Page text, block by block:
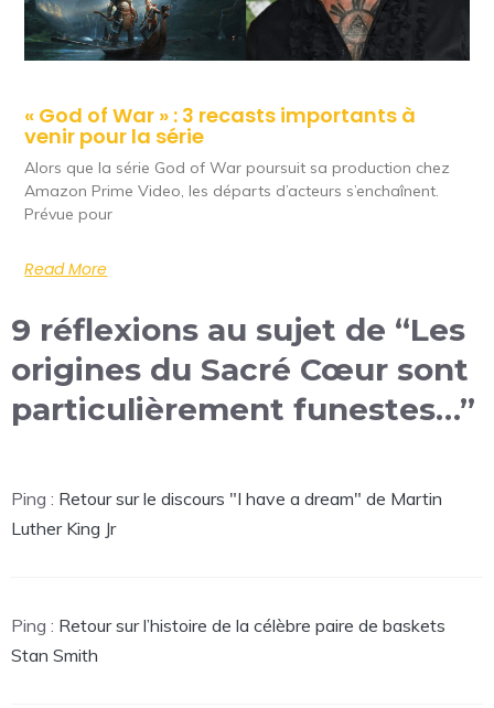
« God of War » : 3 recasts importants à
venir pour la série
Alors que la série God of War poursuit sa production chez
Amazon Prime Video, les départs d’acteurs s’enchaînent.
Prévue pour
Read More
9 réflexions au sujet de “Les
origines du Sacré Cœur sont
particulièrement funestes…”
Ping : Retour sur le discours "I have a dream" de Martin
Luther King Jr
Ping : Retour sur l’histoire de la célèbre paire de baskets
Stan Smith